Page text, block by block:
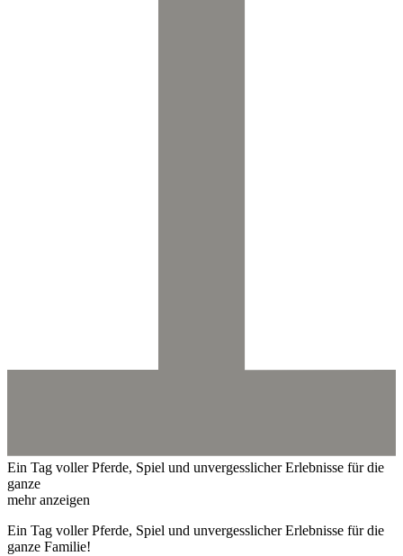
Ein Tag voller Pferde, Spiel und unvergesslicher Erlebnisse für die
ganze
mehr anzeigen
Ein Tag voller Pferde, Spiel und unvergesslicher Erlebnisse für die
ganze Familie!